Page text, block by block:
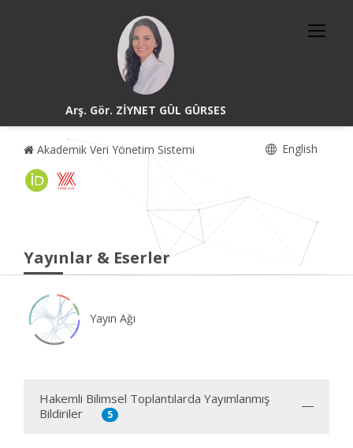
Arş. Gör. ZİYNET GÜL GÜRSES
Akademik Veri Yönetim Sistemi English
Yayınlar & Eserler
Yayın Ağı
Hakemli Bilimsel Toplantılarda Yayımlanmış
Bildiriler
5